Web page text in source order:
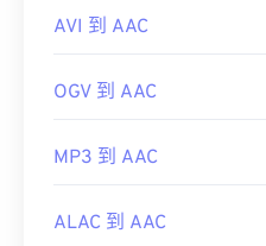
AVI 到 AAC
OGV 到 AAC
MP3 到 AAC
ALAC 到 AAC